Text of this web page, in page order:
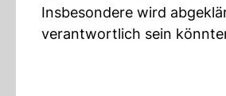
Insbesondere wird
verantwortlich sein